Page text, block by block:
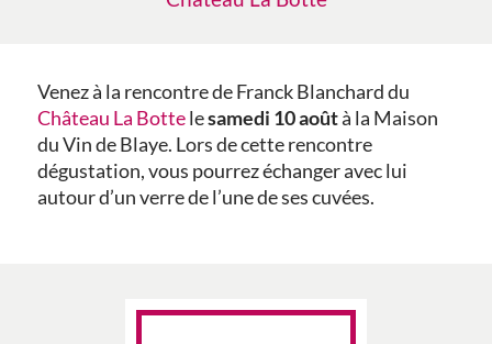
Venez à la rencontre de Franck Blanchard du
Château La Bottelesamedi 10 aoûtà la Maison
du Vin de Blaye. Lors de cette rencontre
dégustation, vous pourrez échanger avec lui
autour d’un verre de l’une de ses cuvées.